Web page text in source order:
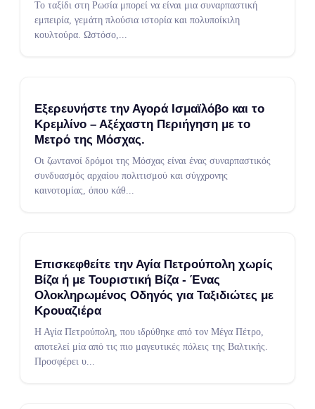
Το ταξίδι στη Ρωσία μπορεί να είναι μια συναρπαστική
εμπειρία, γεμάτη πλούσια ιστορία και πολυποίκιλη
κουλτούρα. Ωστόσο,
Εξερευνήστε την Αγορά Ισμαϊλόβο και το
Κρεμλίνο – Αξέχαστη Περιήγηση με το
Μετρό της Μόσχας.
Οι ζωντανοί δρόμοι της Μόσχας είναι ένας συναρπαστικός
συνδυασμός αρχαίου πολιτισμού και σύγχρονης
καινοτομίας, όπου κάθ
Επισκεφθείτε την Αγία Πετρούπολη χωρίς
Βίζα ή με Τουριστική Βίζα - Ένας
Ολοκληρωμένος Οδηγός για Ταξιδιώτες με
Κρουαζιέρα
Η Αγία Πετρούπολη, που ιδρύθηκε από τον Μέγα Πέτρο,
αποτελεί μία από τις πιο μαγευτικές πόλεις της Βαλτικής.
Προσφέρει υ